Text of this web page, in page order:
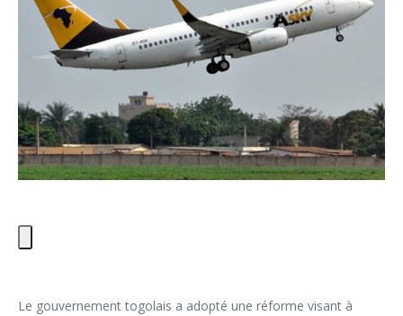
Le gouvernement togolais a adopté une réforme visant à